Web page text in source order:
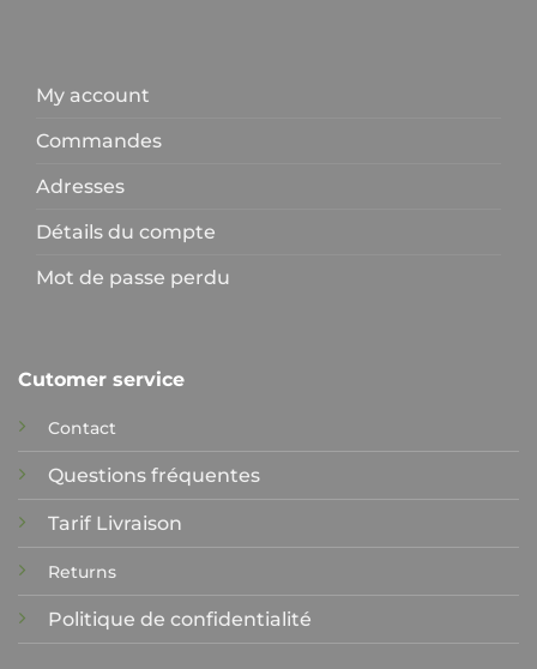
My account
Commandes
Adresses
Détails du compte
Mot de passe perdu
Cutomer service
Contact
Questions fréquentes
Tarif Livraison
Returns
Politique de confidentialité